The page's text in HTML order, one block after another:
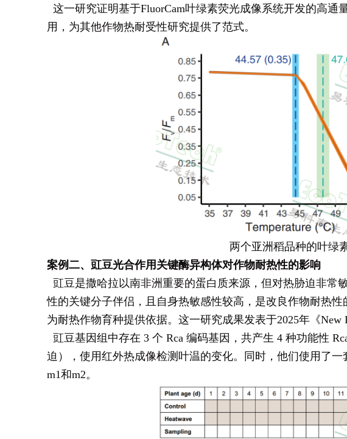
这一研究证明基于FluorCam叶绿素荧光成像系统开发的高
用，为其他作物热耐受性研究提供了范式。
两个亚洲稻品种的叶绿
案例二、豇豆光合作用关键酶异构体对作物耐热性的影响
豇豆是撒哈拉以南非洲重要的蛋白质来源，但对热胁迫非常
性的关键分子伴侣，且自身热敏感性较高，是改良作物耐热
为耐热作物育种提供依据。这一研究成果发表于2025年《New
豇豆基因组中存在 3 个 Rca 编码基因，共产生 4 种功能性
迫），使用红外热成像检测叶温的变化。同时，他们使用了一
m1和m2。